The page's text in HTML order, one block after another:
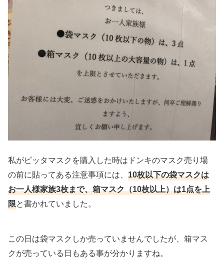
私がピッタマスクを購入した時はドンキのマスク売り場
の前に貼ってある注意事項には、10枚以下の袋マスクは
お一人様家族3枚まで、箱マスク（10枚以上）は1点を上
限と書かれていました。
この日は袋マスクしか売っていませんでしたが、箱マス
クが売っている日もある事が分かりますね。